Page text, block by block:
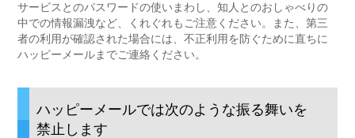
サービスとのパスワードの使いまわし、知人とのおしゃべりの
中での情報漏洩など、くれぐれもご注意ください。また、第三
者の利用が確認された場合には、不正利用を防ぐために直ちに
ハッピーメールまでご連絡ください。
ハッピーメールでは次のような振る舞いを
禁止します